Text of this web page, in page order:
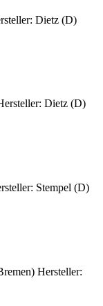
Dietz (D)
Dietz (D)
Stempel (D)
Hersteller: